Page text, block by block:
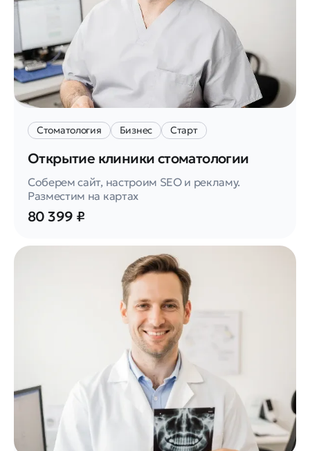
Стоматология Бизнес Старт
Открытие клиники стоматологии
Соберем сайт, настроим SEO и рекламу.
Разместим на картах
80 399 ₽